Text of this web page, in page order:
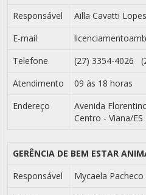
Responsável
Ailla Cavatti Lopes
E-mail
Telefone
(27) 3354-4026
Atendimento
09 às 18 horas
Endereço
Avenida
Centro - Viana/ES
GERÊNCIA DE BEM ESTAR
Responsável
Mycaela Pacheco